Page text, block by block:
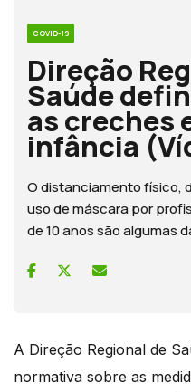
COVID-19
Direção
Saúde
as creches
infância
O distanciamento físico,
uso de máscara por
de 10 anos são algumas
A Direção Regional de
normativa sobre as